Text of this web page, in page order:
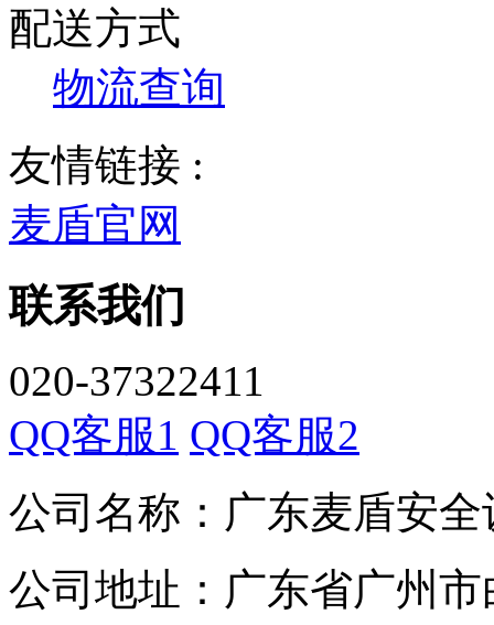
配送方式
物流查询
友情链接 :
麦盾官网
联系我们
020-37322411
QQ客服1 QQ客服2
公司名称：广东麦盾安
公司地址：广东省广州